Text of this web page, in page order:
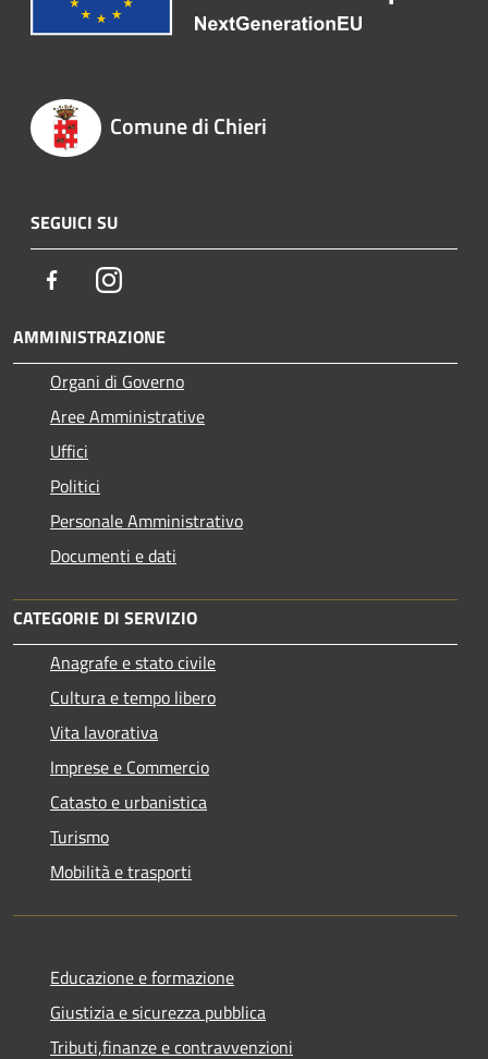
Comune di Chieri
SEGUICI SU
FacebookInstagram
AMMINISTRAZIONE
Organi di Governo
Aree Amministrative
Uffici
Politici
Personale Amministrativo
Documenti e dati
CATEGORIE DI SERVIZIO
Anagrafe e stato civile
Cultura e tempo libero
Vita lavorativa
Imprese e Commercio
Catasto e urbanistica
Turismo
Mobilità e trasporti
Educazione e formazione
Giustizia e sicurezza pubblica
Tributi,finanze e contravvenzioni